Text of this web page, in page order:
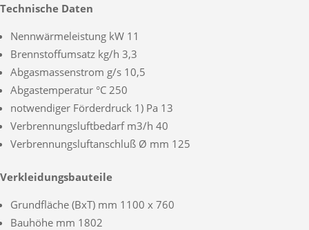
Technische Daten
Nennwärmeleistung kW 11
Brennstoffumsatz kg/h 3,3
Abgasmassenstrom g/s 10,5
Abgastemperatur °C 250
notwendiger Förderdruck 1) Pa 13
Verbrennungsluftbedarf m3/h 40
Verbrennungsluftanschluß Ø mm 125
Verkleidungsbauteile
Grundfläche (BxT) mm 1100 x 760
Bauhöhe mm 1802